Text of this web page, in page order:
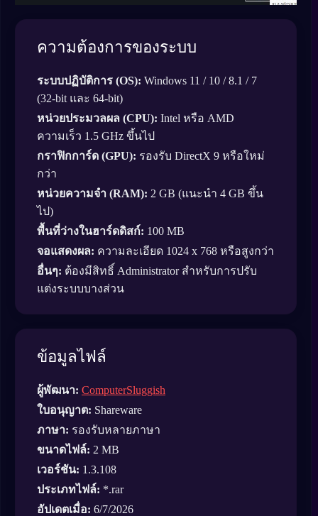
ความต้องการของระบบ
ระบบปฏิบัติการ (OS): Windows 11 / 10 / 8.1 / 7
(32-bit และ 64-bit)
หน่วยประมวลผล (CPU): Intel หรือ AMD
ความเร็ว 1.5 GHz ขึ้นไป
กราฟิกการ์ด (GPU): รองรับ DirectX 9 หรือใหม่
กว่า
หน่วยความจำ (RAM): 2 GB (แนะนำ 4 GB ขึ้น
ไป)
พื้นที่ว่างในฮาร์ดดิสก์: 100 MB
จอแสดงผล: ความละเอียด 1024 x 768 หรือสูงกว่า
อื่นๆ: ต้องมีสิทธิ์ Administrator สำหรับการปรับ
แต่งระบบบางส่วน
ข้อมูลไฟล์
ผู้พัฒนา: ComputerSluggish
ใบอนุญาต: Shareware
ภาษา: รองรับหลายภาษา
ขนาดไฟล์: 2 MB
เวอร์ชัน: 1.3.108
ประเภทไฟล์: *.rar
อัปเดตเมื่อ: 6/7/2026